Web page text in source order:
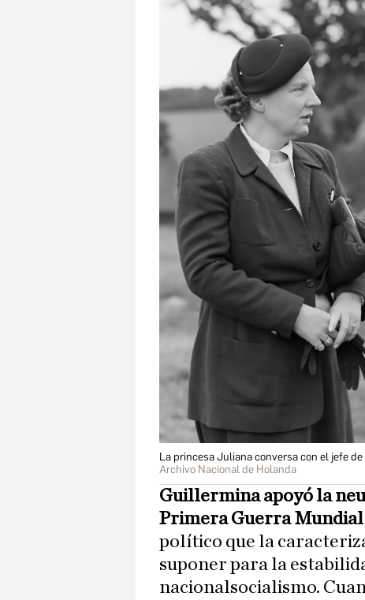
La princesa Juliana conversa con el jefe
Archivo Nacional de Holanda
Guillermina apoyó la
Primera Guerra Mundial
político que la
suponer para la
nacionalsocialismo.